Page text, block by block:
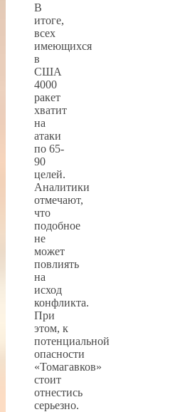
В
итоге,
всех
имеющихся
в
США
4000
ракет
хватит
на
атаки
по 65-
90
целей.
Аналитики
отмечают,
что
подобное
не
может
повлиять
на
исход
конфликта.
При
этом, к
потенциальной
опасности
«Томагавков»
стоит
отнестись
серьезно.